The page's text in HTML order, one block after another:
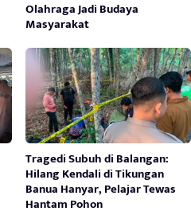
Olahraga Jadi Budaya
Masyarakat
Tragedi Subuh di Balangan:
Hilang Kendali di Tikungan
Banua Hanyar, Pelajar Tewas
Hantam Pohon